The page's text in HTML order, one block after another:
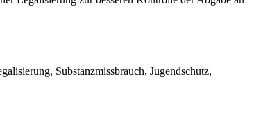
Substanzmissbrauch, Jugendschutz,